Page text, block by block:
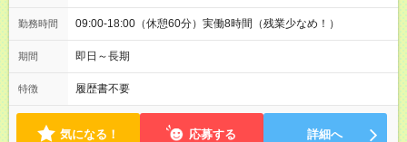
勤務時間 09:00-18:00（休憩60分）実働8時間（残業少なめ！）
期間 即日～長期
特徴 履歴書不要
気になる！ 応募する 詳細へ